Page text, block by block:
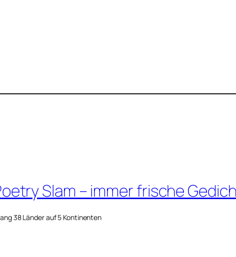
Slam – immer frische
38 Länder auf 5 Kontinenten